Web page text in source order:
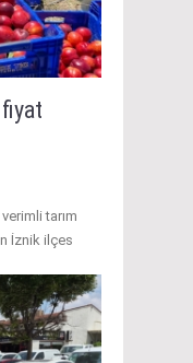
tarım
İznik ilçes